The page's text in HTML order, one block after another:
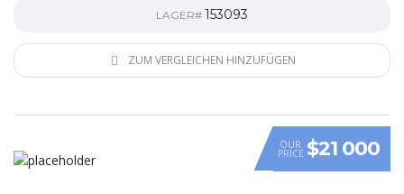
LAGER# 153093
ZUM VERGLEICHEN HINZUFÜGEN
OUR
PRICE $21 000